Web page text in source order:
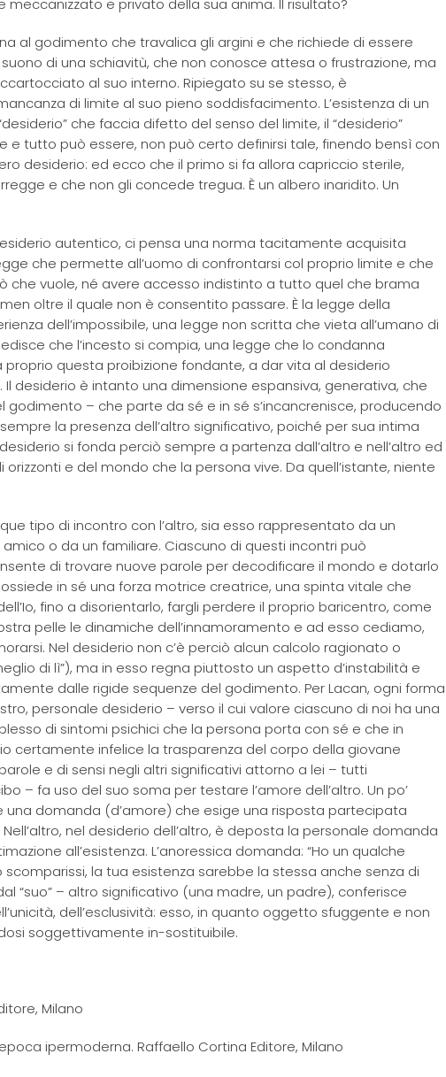
meccanizzato e privato della sua anima. Il risultato?
al godimento che travalica gli argini e che richiede di essere
di una schiavitù, che non conosce attesa o frustrazione, ma
al suo interno. Ripiegato su se stesso, è
di limite al suo pieno soddisfacimento. L’esistenza di un
che faccia difetto del senso del limite, il “desiderio”
tutto può essere, non può certo definirsi tale, finendo bensì con
desiderio: ed ecco che il primo si fa allora capriccio sterile,
e che non gli concede tregua. È un albero inaridito. Un
autentico, ci pensa una norma tacitamente acquisita
che permette all’uomo di confrontarsi col proprio limite e che
vuole, né avere accesso indistinto a tutto quel che brama
oltre il quale non è consentito passare. È la legge della
dell’impossibile, una legge non scritta che vieta all’umano di
che l’incesto si compia, una legge che lo condanna
questa proibizione fondante, a dar vita al desiderio
desiderio è intanto una dimensione espansiva, generativa, che
– che parte da sé e in sé s’incancrenisce, producendo
la presenza dell’altro significativo, poiché per sua intima
si fonda perciò sempre a partenza dall’altro e nell’altro ed
e del mondo che la persona vive. Da quell’istante, niente
tipo di incontro con l’altro, sia esso rappresentato da un
o da un familiare. Ciascuno di questi incontri può
di trovare nuove parole per decodificare il mondo e dotarlo
in sé una forza motrice creatrice, una spinta vitale che
fino a disorientarlo, fargli perdere il proprio baricentro, come
pelle le dinamiche dell’innamoramento e ad esso cediamo,
Nel desiderio non c’è perciò alcun calcolo ragionato o
di lì”), ma in esso regna piuttosto un aspetto d’instabilità e
dalle rigide sequenze del godimento. Per Lacan, ogni forma
personale desiderio – verso il cui valore ciascuno di noi ha una
di sintomi psichici che la persona porta con sé e che in
certamente infelice la trasparenza del corpo della giovane
e di sensi negli altri significativi attorno a lei – tutti
– fa uso del suo soma per testare l’amore dell’altro. Un po’
domanda (d’amore) che esige una risposta partecipata
nel desiderio dell’altro, è deposta la personale domanda
all’esistenza. L’anoressica domanda: “Ho un qualche
la tua esistenza sarebbe la stessa anche senza di
“suo” – altro significativo (una madre, un padre), conferisce
dell’esclusività: esso, in quanto oggetto sfuggente e non
soggettivamente in-sostituibile.
Milano
ipermoderna. Raffaello Cortina Editore, Milano